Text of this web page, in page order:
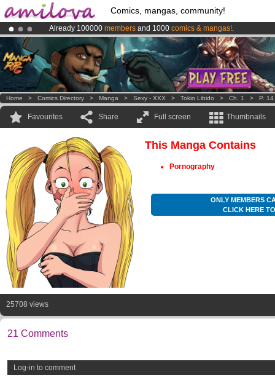
Comics, mangas, community!
Already 100000 members and 1000 comics & mangas!.
AmilovaKickstarter is now LIVE!.
Premium membership from3.95 euros per month !Get membership
Home > Comics Directory > Manga > Sexy - XXX > Tokio Libido > Ch. 1 > P. 14
Favourites Share Full screen Thumbnails
This Manga Contains
Pornography
ONLY MEMBERS
CLICK HERE
25708 views
21 Comments
Log-in to comment